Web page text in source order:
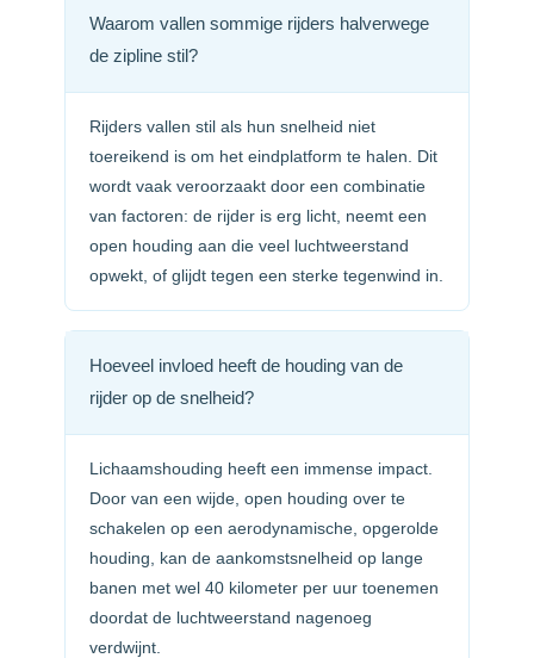
Waarom vallen sommige rijders halverwege
de zipline stil?
Rijders vallen stil als hun snelheid niet
toereikend is om het eindplatform te halen. Dit
wordt vaak veroorzaakt door een combinatie
van factoren: de rijder is erg licht, neemt een
open houding aan die veel luchtweerstand
opwekt, of glijdt tegen een sterke tegenwind in.
Hoeveel invloed heeft de houding van de
rijder op de snelheid?
Lichaamshouding heeft een immense impact.
Door van een wijde, open houding over te
schakelen op een aerodynamische, opgerolde
houding, kan de aankomstsnelheid op lange
banen met wel 40 kilometer per uur toenemen
doordat de luchtweerstand nagenoeg
verdwijnt.